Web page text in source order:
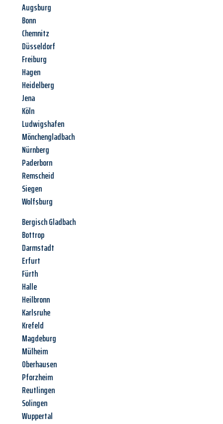
Augsburg
Bonn
Chemnitz
Düsseldorf
Freiburg
Hagen
Heidelberg
Jena
Köln
Ludwigshafen
Mönchengladbach
Nürnberg
Paderborn
Remscheid
Siegen
Wolfsburg
Bergisch Gladbach
Bottrop
Darmstadt
Erfurt
Fürth
Halle
Heilbronn
Karlsruhe
Krefeld
Magdeburg
Mülheim
Oberhausen
Pforzheim
Reutlingen
Solingen
Wuppertal